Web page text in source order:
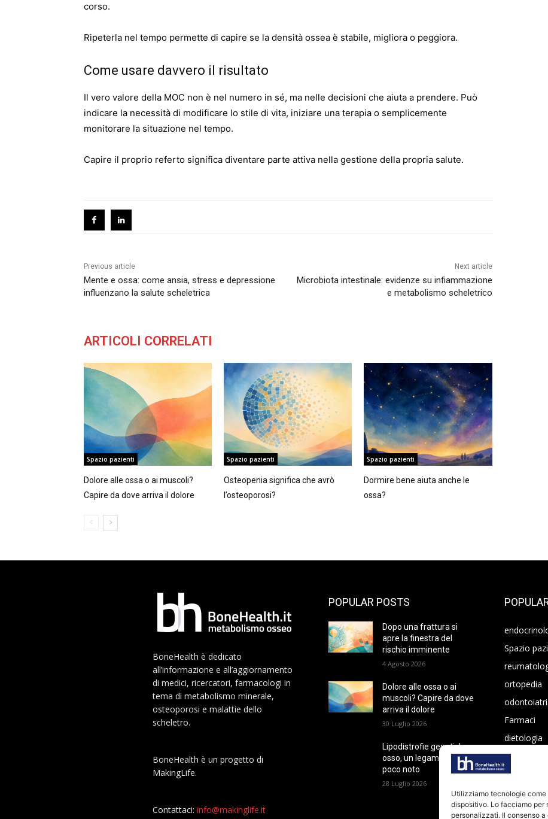
Utilizziamo tecnologie
dispositivo. Lo facciamo per
personalizzati. Il consenso
corso.
Ripeterla nel tempo permette di capire se la densità ossea è stabile, migliora o peggiora.
Come usare davvero il risultato
Il vero valore della MOC non è nel numero in sé, ma nelle decisioni che aiuta a prendere. Può
indicare la necessità di modificare lo stile di vita, iniziare una terapia o semplicemente
monitorare la situazione nel tempo.
Capire il proprio referto significa diventare parte attiva nella gestione della propria salute.
Previous article
Mente e ossa: come ansia, stress e depressione
influenzano la salute scheletrica
Next article
Microbiota intestinale: evidenze su infiammazione
e metabolismo scheletrico
ARTICOLI CORRELATI
Spazio pazienti
Dolore alle ossa o ai muscoli?
Capire da dove arriva il dolore
Spazio pazienti
Osteopenia significa che avrò
l’osteoporosi?
Spazio pazienti
Dormire bene aiuta anche le
ossa?
BoneHealth è dedicato
all’informazione e all’aggiornamento
di medici, ricercatori, farmacologi in
tema di metabolismo minerale,
osteoporosi e malattie dello
scheletro.
BoneHealth è un progetto di
MakingLife.
Contattaci:info@makinglife.it
POPULAR POSTS
Dopo una frattura si
apre la finestra del
rischio imminente
4 Agosto 2026
Dolore alle ossa o ai
muscoli? Capire da dove
arriva il dolore
30 Luglio 2026
Lipodistrofie genetiche e
osso, un legame ancora
poco noto
28 Luglio 2026
Spazio
ortopedia
Farmaci
dietologia
oncologia